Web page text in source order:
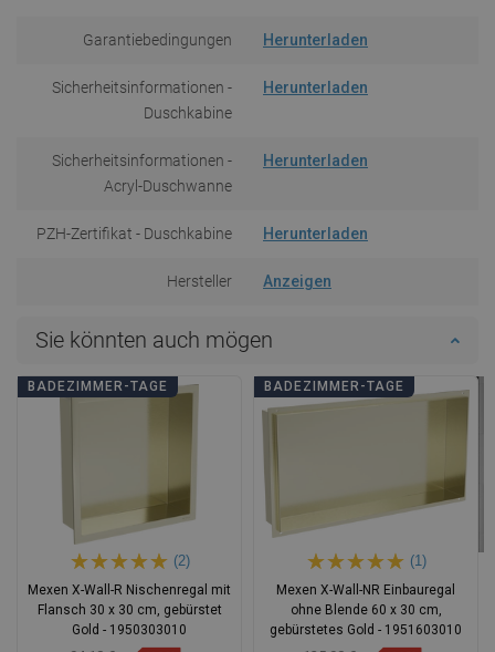
Garantiebedingungen Herunterladen
Sicherheitsinformationen -
Duschkabine
Herunterladen
Sicherheitsinformationen -
Acryl-Duschwanne
Herunterladen
PZH-Zertifikat - Duschkabine Herunterladen
Hersteller Anzeigen
Sie könnten auch mögen
BADEZIMMER-TAGE
(2)
Mexen X-Wall-R Nischenregal mit
Flansch 30 x 30 cm, gebürstet
Gold - 1950303010
BADEZIMMER-TAGE
(1)
Mexen X-Wall-NR Einbauregal
ohne Blende 60 x 30 cm,
gebürstetes Gold - 1951603010